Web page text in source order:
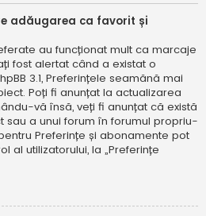
adăugarea ca favorit și
au funcționat mult ca marcaje
fost alertat când a existat o
3.1, Preferințele seamănă mai
Poți fi anunțat la actualizarea
vă însă, veți fi anunțat că există
sau a unui forum în forumul propriu-
Preferințe și abonamente pot
al utilizatorului, la „Preferințe